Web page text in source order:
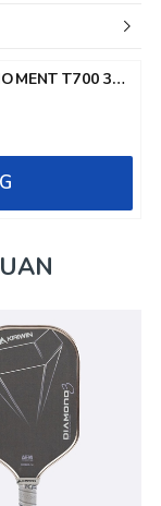
VỢT PICKLEBALL GAMICY MOMENT T700 3K 14MM - MÀU ĐEN